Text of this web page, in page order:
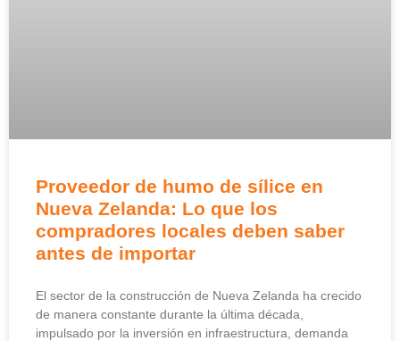
Proveedor de humo de sílice en
Nueva Zelanda: Lo que los
compradores locales deben saber
antes de importar
El sector de la construcción de Nueva Zelanda ha crecido
de manera constante durante la última década,
impulsado por la inversión en infraestructura, demanda